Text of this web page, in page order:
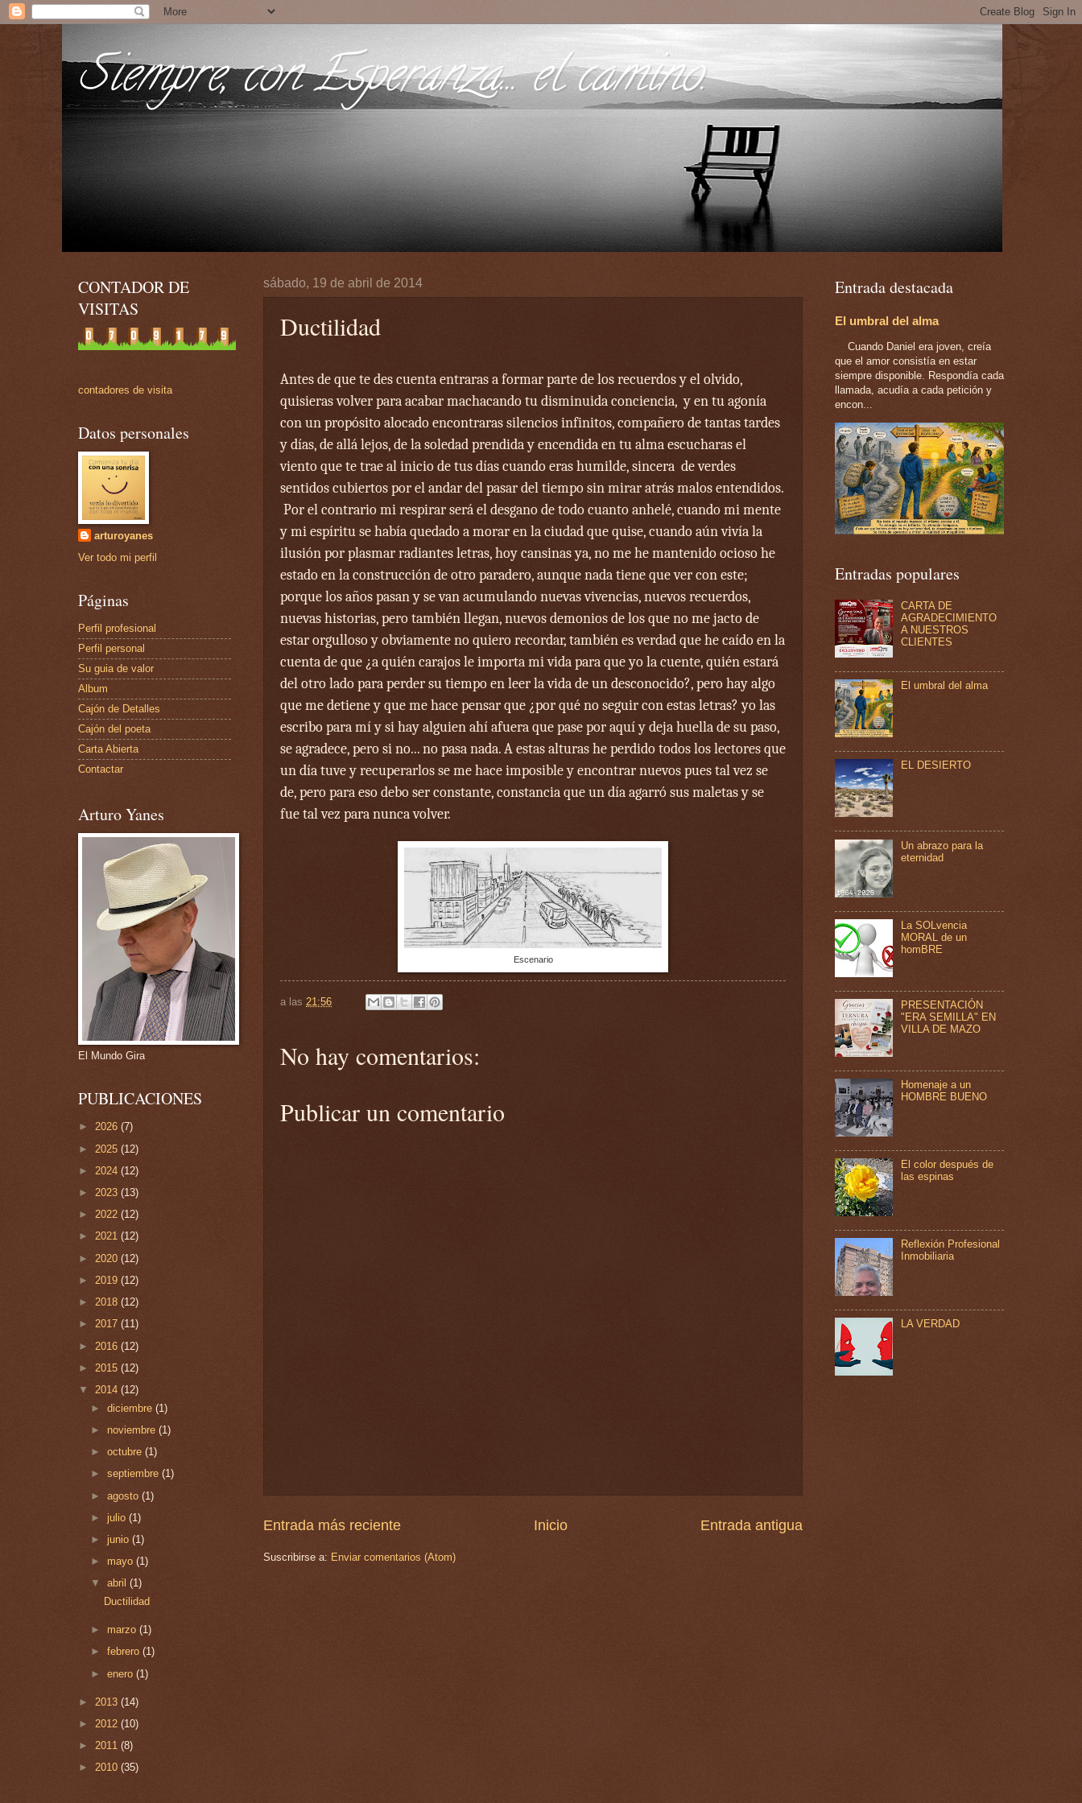
Siempre, con Esperanza... el camino.
sábado, 19 de abril de 2014
Ductilidad
Antes de que te des cuenta entraras a formar parte de los recuerdos y el olvido,
quisieras volver para acabar machacando tu disminuida conciencia, y en tu agonía
con un propósito alocado encontraras silencios infinitos, compañero de tantas tardes
y días, de allá lejos, de la soledad prendida y encendida en tu alma escucharas el
viento que te trae al inicio de tus días cuando eras humilde, sincera de verdes
sentidos cubiertos por el andar del pasar del tiempo sin mirar atrás malos entendidos.
Por el contrario mi respirar será el desgano de todo cuanto anhelé, cuando mi mente
y mi espíritu se había quedado a morar en la ciudad que quise, cuando aún vivía la
ilusión por plasmar radiantes letras, hoy cansinas ya, no me he mantenido ocioso he
estado en la construcción de otro paradero, aunque nada tiene que ver con este;
porque los años pasan y se van acumulando nuevas vivencias, nuevos recuerdos,
nuevas historias, pero también llegan, nuevos demonios de los que no me jacto de
estar orgulloso y obviamente no quiero recordar, también es verdad que he caído en la
cuenta de que ¿a quién carajos le importa mi vida para que yo la cuente, quién estará
del otro lado para perder su tiempo en leer la vida de un desconocido?, pero hay algo
que me detiene y que me hace pensar que ¿por qué no seguir con estas letras? yo las
escribo para mí y si hay alguien ahí afuera que pase por aquí y deja huella de su paso,
se agradece, pero si no... no pasa nada. A estas alturas he perdido todos los lectores que
un día tuve y recuperarlos se me hace imposible y encontrar nuevos pues tal vez se
de, pero para eso debo ser constante, constancia que un día agarró sus maletas y se
fue tal vez para nunca volver.
Escenario
a las 21:56
No hay comentarios:
Publicar un comentario
Entrada más reciente Entrada antigua
Inicio
Suscribirse a: Enviar comentarios (Atom)
CONTADOR DE
VISITAS
contadores de visita
Datos personales
arturoyanes
Ver todo mi perfil
Páginas
Perfil profesional
Perfil personal
Su guia de valor
Album
Cajón de Detalles
Cajón del poeta
Carta Abierta
Contactar
Arturo Yanes
El Mundo Gira
PUBLICACIONES
► 2026 (7)
► 2025 (12)
► 2024 (12)
► 2023 (13)
► 2022 (12)
► 2021 (12)
► 2020 (12)
► 2019 (12)
► 2018 (12)
► 2017 (11)
► 2016 (12)
► 2015 (12)
▼ 2014 (12)
►diciembre(1)
► noviembre(1)
►octubre(1)
►septiembre(1)
►agosto(1)
►julio(1)
► junio(1)
► mayo(1)
▼abril(1)
Ductilidad
► marzo(1)
►febrero(1)
►enero(1)
► 2013 (14)
► 2012 (10)
► 2011 (8)
► 2010 (35)
Entrada destacada
El umbral del alma
Cuando Daniel era joven, creía
que el amor consistía en estar
siempre disponible. Respondía cada
llamada, acudía a cada petición y
encon...
Entradas populares
CARTA DE
AGRADECIMIENTO
A NUESTROS
CLIENTES
El umbral del alma
EL DESIERTO
Un abrazo para la
eternidad
La SOLvencia
MORAL de un
homBRE
PRESENTACIÓN
"ERA SEMILLA" EN
VILLA DE MAZO
Homenaje a un
HOMBRE BUENO
El color después de
las espinas
Reflexión Profesional
Inmobiliaria
LA VERDAD